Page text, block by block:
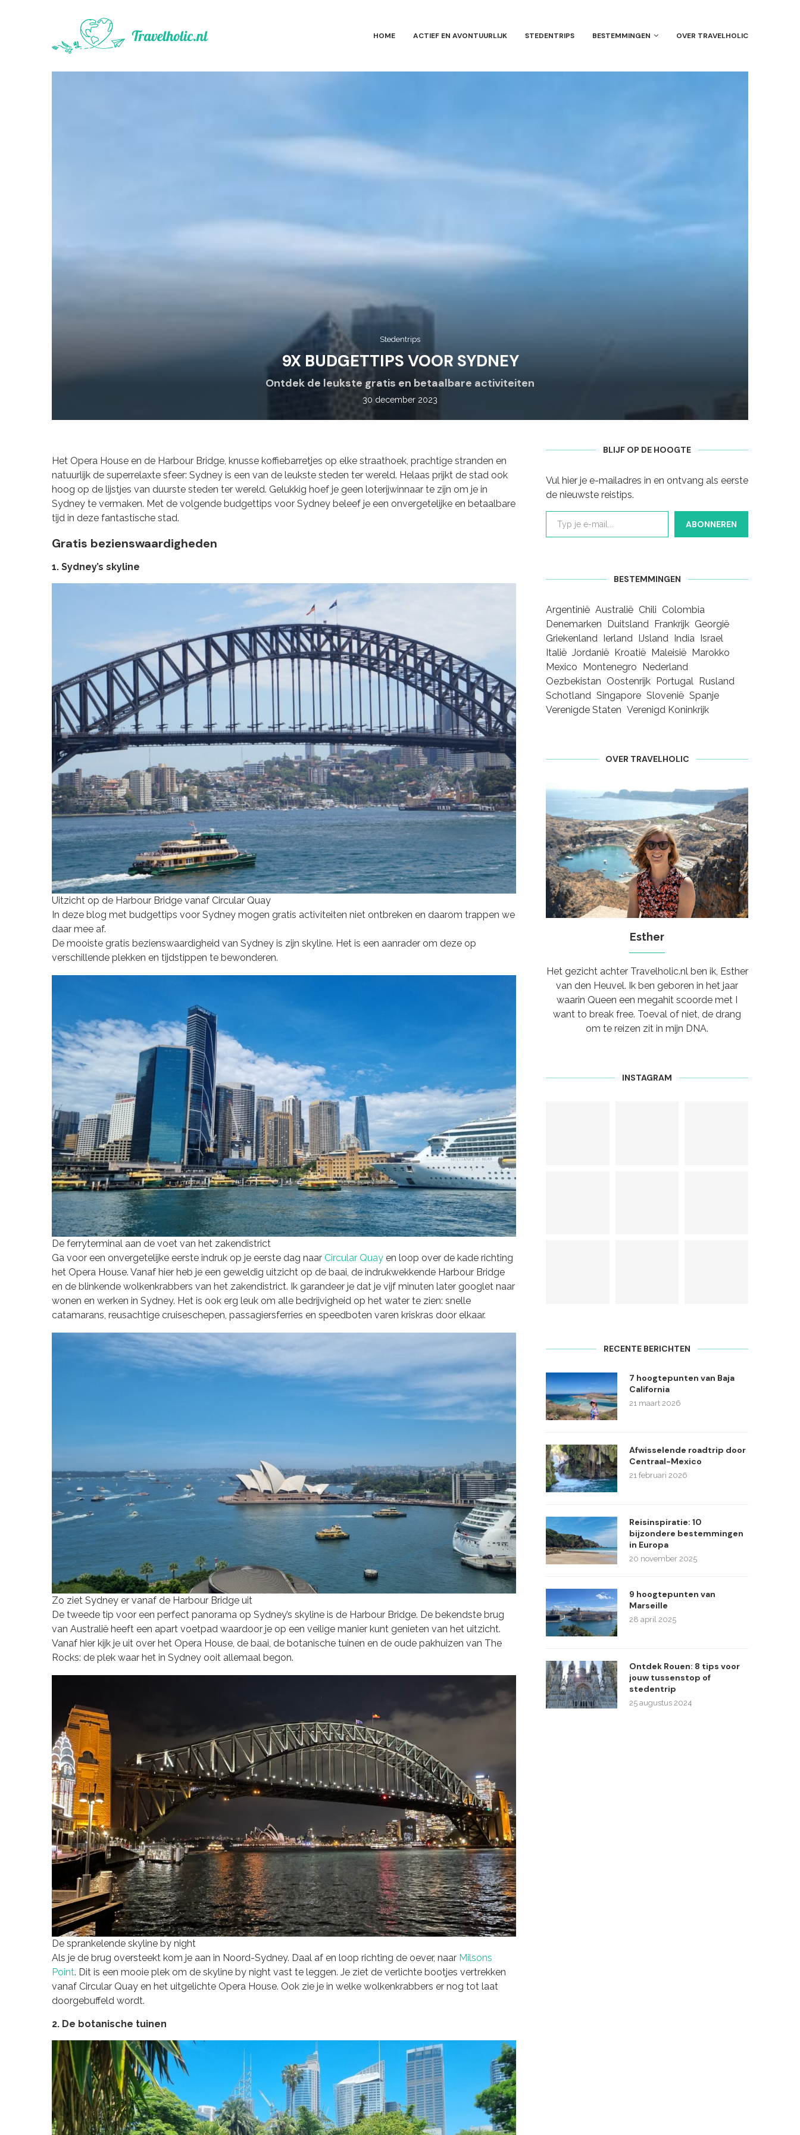
HOME ACTIEF EN AVONTUURLIJK STEDENTRIPS BESTEMMINGEN OVER TRAVELHOLIC
Stedentrips
9X BUDGETTIPS VOOR SYDNEY
Ontdek de leukste gratis en betaalbare activiteiten
30 december 2023
Het Opera House en de Harbour Bridge, knusse koffiebarretjes op elke straathoek, prachtige stranden en
natuurlijk de superrelaxte sfeer: Sydney is een van de leukste steden ter wereld. Helaas prijkt de stad ook
hoog op de lijstjes van duurste steden ter wereld. Gelukkig hoef je geen loterijwinnaar te zijn om je in
Sydney te vermaken. Met de volgende budgettips voor Sydney beleef je een onvergetelijke en betaalbare
tijd in deze fantastische stad.
Gratis bezienswaardigheden
1. Sydney’s skyline
Uitzicht op de Harbour Bridge vanaf Circular Quay
In deze blog met budgettips voor Sydney mogen gratis activiteiten niet ontbreken en daarom trappen we
daar mee af.
De mooiste gratis bezienswaardigheid van Sydney is zijn skyline. Het is een aanrader om deze op
verschillende plekken en tijdstippen te bewonderen.
De ferryterminal aan de voet van het zakendistrict
Ga voor een onvergetelijke eerste indruk op je eerste dag naar Circular Quay en loop over de kade richting
het Opera House. Vanaf hier heb je een geweldig uitzicht op de baai, de indrukwekkende Harbour Bridge
en de blinkende wolkenkrabbers van het zakendistrict. Ik garandeer je dat je vijf minuten later googlet naar
wonen en werken in Sydney. Het is ook erg leuk om alle bedrijvigheid op het water te zien: snelle
catamarans, reusachtige cruiseschepen, passagiersferries en speedboten varen kriskras door elkaar.
Zo ziet Sydney er vanaf de Harbour Bridge uit
De tweede tip voor een perfect panorama op Sydney’s skyline is de Harbour Bridge. De bekendste brug
van Australië heeft een apart voetpad waardoor je op een veilige manier kunt genieten van het uitzicht.
Vanaf hier kijk je uit over het Opera House, de baai, de botanische tuinen en de oude pakhuizen van The
Rocks: de plek waar het in Sydney ooit allemaal begon.
De sprankelende skyline by night
Als je de brug oversteekt kom je aan in Noord-Sydney. Daal af en loop richting de oever, naar Milsons
Point. Dit is een mooie plek om de skyline by night vast te leggen. Je ziet de verlichte bootjes vertrekken
vanaf Circular Quay en het uitgelichte Opera House. Ook zie je in welke wolkenkrabbers er nog tot laat
doorgebuffeld wordt.
2. De botanische tuinen
BLIJF OP DE HOOGTE
Vul hier je e-mailadres in en ontvang als eerste
de nieuwste reistips.
Typ je e-mail...
ABONNEREN
BESTEMMINGEN
Argentinië Australië Chili Colombia
Denemarken Duitsland Frankrijk Georgië
Griekenland Ierland IJsland India Israel
Italië Jordanië Kroatië Maleisië Marokko
Mexico Montenegro Nederland
Oezbekistan Oostenrijk Portugal Rusland
Schotland Singapore Slovenië Spanje
Verenigde Staten Verenigd Koninkrijk
OVER TRAVELHOLIC
Esther
Het gezicht achter Travelholic.nl ben ik, Esther
van den Heuvel. Ik ben geboren in het jaar
waarin Queen een megahit scoorde met I
want to break free. Toeval of niet, de drang
om te reizen zit in mijn DNA.
INSTAGRAM
RECENTE BERICHTEN
7 hoogtepunten van Baja
California
21 maart 2026
Afwisselende roadtrip door
Centraal-Mexico
21 februari 2026
Reisinspiratie: 10
bijzondere bestemmingen
in Europa
20 november 2025
9 hoogtepunten van
Marseille
28 april 2025
Ontdek Rouen: 8 tips voor
jouw tussenstop of
stedentrip
25 augustus 2024